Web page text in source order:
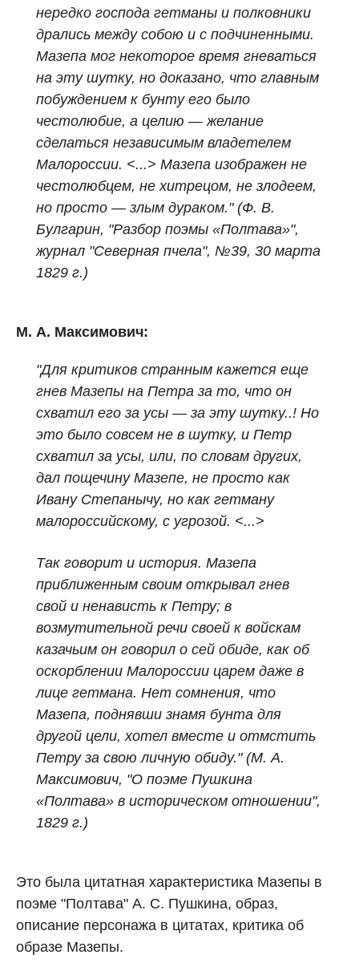
нередко господа гетманы и полковники
дрались между собою и с подчиненными.
Мазепа мог некоторое время гневаться
на эту шутку, но доказано, что главным
побуждением к бунту его было
честолюбие, а целию — желание
сделаться независимым владетелем
Малороссии. <...> Мазепа изображен не
честолюбцем, не хитрецом, не злодеем,
но просто — злым дураком." (Ф. В.
Булгарин, "Разбор поэмы «Полтава»",
журнал "Северная пчела", №39, 30 марта
1829 г.)
М. А. Максимович:
"Для критиков странным кажется еще
гнев Мазепы на Петра за то, что он
схватил его за усы — за эту шутку..! Но
это было совсем не в шутку, и Петр
схватил за усы, или, по словам других,
дал пощечину Мазепе, не просто как
Ивану Степанычу, но как гетману
малороссийскому, с угрозой. <...>
Так говорит и история. Мазепа
приближенным своим открывал гнев
свой и ненависть к Петру; в
возмутительной речи своей к войскам
казачьим он говорил о сей обиде, как об
оскорблении Малороссии царем даже в
лице гетмана. Нет сомнения, что
Мазепа, поднявши знамя бунта для
другой цели, хотел вместе и отмстить
Петру за свою личную обиду." (М. А.
Максимович, "О поэме Пушкина
«Полтава» в историческом отношении",
1829 г.)
Это была цитатная характеристика Мазепы в
поэме "Полтава" А. С. Пушкина, образ,
описание персонажа в цитатах, критика об
образе Мазепы.